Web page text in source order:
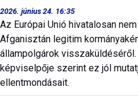
2026. június 24. 16:35
Az Európai Unió hivatalosan
Afganisztán legitim
állampolgárok visszaküldéséről.
képviselpője szerint ez jól
ellentmondásait.